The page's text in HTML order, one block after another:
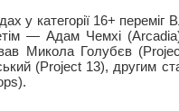
у категорії 16+
— Адам Чемхі
Микола Голубєв
(Project 13), другим